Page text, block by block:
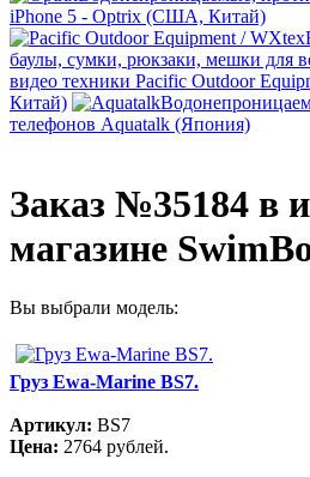
iPhone 5 - Optrix (США, Китай)
баулы, сумки, рюкзаки, мешки для
видео техники Pacific Outdoor
Китай)
телефонов Aquatalk (Япония)
Заказ №35184 в
магазине
Вы выбрали модель:
Груз Ewa-Marine BS7.
Артикул: BS7
Цена: 2764 рублей.